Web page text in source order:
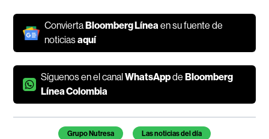
Convierta Bloomberg Líneaen su fuente de
noticiasaquí
Síguenos en el canalWhatsAppde Bloomberg
Línea Colombia
Temas de este artículo
Grupo Nutresa Las noticias del día